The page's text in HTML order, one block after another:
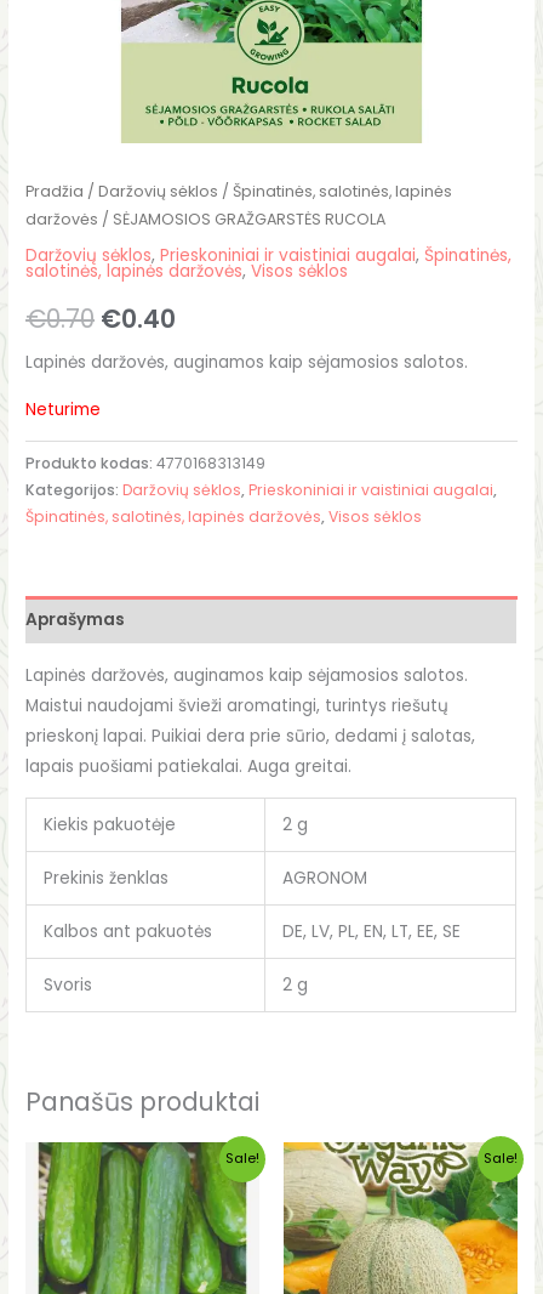
Pradžia /Daržovių sėklos /Špinatinės, salotinės, lapinės
daržovės / SĖJAMOSIOS GRAŽGARSTĖS RUCOLA
Daržovių sėklos,Prieskoniniai ir vaistiniai augalai, Špinatinės,
salotinės, lapinės daržovės,Visos sėklos
€0.70 €0.40
Lapinės daržovės, auginamos kaip sėjamosios salotos.
Neturime
Produkto kodas:4770168313149
Kategorijos: Daržovių sėklos, Prieskoniniai ir vaistiniai augalai,
Špinatinės, salotinės, lapinės daržovės,Visos sėklos
Aprašymas
Lapinės daržovės, auginamos kaip sėjamosios salotos.
Maistui naudojami švieži aromatingi, turintys riešutų
prieskonį lapai. Puikiai dera prie sūrio, dedami į salotas,
lapais puošiami patiekalai. Auga greitai.
Kiekis pakuotėje 2 g
Prekinis ženklas AGRONOM
Kalbos ant pakuotės DE, LV, PL, EN, LT, EE, SE
Svoris 2 g
Panašūs produktai
Sale!
Original
price
was:
€2.90.
Current
price
is:
€0.90.
Sale!
Original
price
was:
€1.10.
Current
price
is:
€0.80.